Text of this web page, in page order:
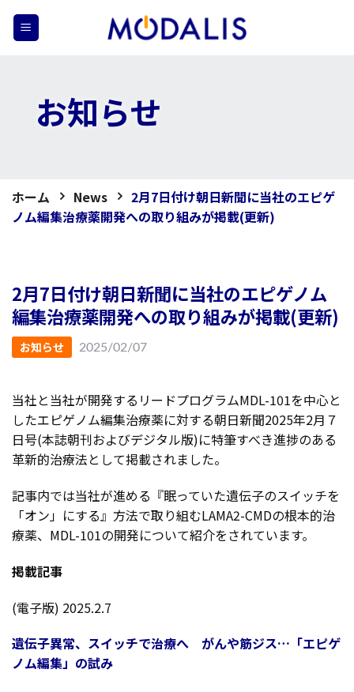
お知らせ
ホーム News
2月7日付け朝日新聞に当社のエピゲ
ノム編集治療薬開発への取り組みが掲載(更新)
2月7日付け朝日新聞に当社のエピゲノム
編集治療薬開発への取り組みが掲載(更新)
お知らせ 2025/02/07
当社と当社が開発するリードプログラムMDL-101を中心と
したエピゲノム編集治療薬に対する朝日新聞2025年2月７
日号(本誌朝刊およびデジタル版)に特筆すべき進捗のある
革新的治療法として掲載されました。
記事内では当社が進める『眠っていた遺伝子のスイッチを
「オン」にする』方法で取り組むLAMA2-CMDの根本的治
療薬、MDL-101の開発について紹介をされています。
掲載記事
(電子版) 2025.2.7
遺伝子異常、スイッチで治療へ がんや筋ジス…「エピゲ
ノム編集」の試み